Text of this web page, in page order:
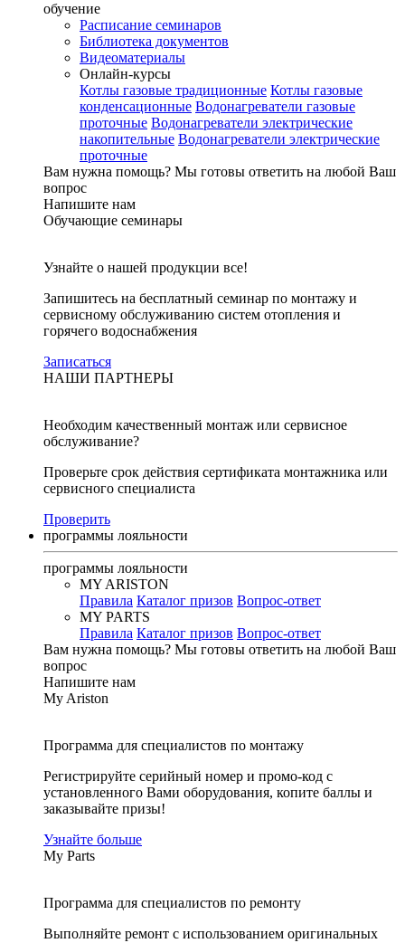
обучение
Расписание семинаров
Библиотека документов
Видеоматериалы
Онлайн-курсы
Котлы газовые традиционные Котлы газовые
конденсационные Водонагреватели газовые
проточные Водонагреватели электрические
накопительные Водонагреватели электрические
проточные
Вам нужна помощь? Мы готовы ответить на любой Ваш
вопрос
Напишите нам
Обучающие семинары
Узнайте о нашей продукции все!
Запишитесь на бесплатный семинар по монтажу и
сервисному обслуживанию систем отопления и
горячего водоснабжения
Записаться
НАШИ ПАРТНЕРЫ
Необходим качественный монтаж или сервисное
обслуживание?
Проверьте срок действия сертификата монтажника или
сервисного специалиста
Проверить
программы лояльности
программы лояльности
MY ARISTON
Правила Каталог призов Вопрос-ответ
MY PARTS
Правила Каталог призов Вопрос-ответ
Вам нужна помощь? Мы готовы ответить на любой Ваш
вопрос
Напишите нам
My Ariston
Программа для специалистов по монтажу
Регистрируйте серийный номер и промо-код с
установленного Вами оборудования, копите баллы и
заказывайте призы!
Узнайте больше
My Parts
Программа для специалистов по ремонту
Выполняйте ремонт с использованием оригинальных